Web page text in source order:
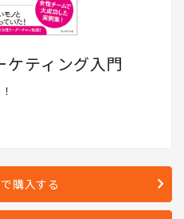
ケティング入門
購入する